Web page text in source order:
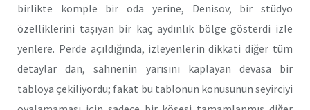
birlikte komple bir oda yerine, Denisov, bir stüdyo
özelliklerini taşıyan bir kaç aydınlık bölge gösterdi izle
yenlere. Perde açıldığında, izleyenlerin dikkati diğer tüm
detaylar dan, sahnenin yarısını kaplayan devasa bir
tabloya çekiliyordu; fakat bu tablonun konusunun seyirciyi